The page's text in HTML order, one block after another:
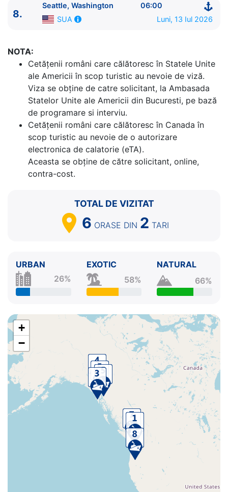
8.
Seattle, Washington SUA 06:00 - ⚓
8.
Seattle, Washington
06:00
SUA
Luni, 13 Iul 2026
NOTA:
Cetăţenii români care călătoresc în Statele Unite
ale Americii în scop turistic au nevoie de viză.
Viza se obține de catre solicitant, la Ambasada
Statelor Unite ale Americii din Bucuresti, pe bază
de programare si interviu.
Cetăţenii români care călătoresc în Canada în
scop turistic au nevoie de o autorizare
electronica de calatorie (eTA).
Aceasta se obține de către solicitant, online,
contra-cost.
TOTAL DE VIZITAT
6 ORASE DIN 2 TARI
URBAN
26%
EXOTIC
58%
NATURAL
66%
+
−